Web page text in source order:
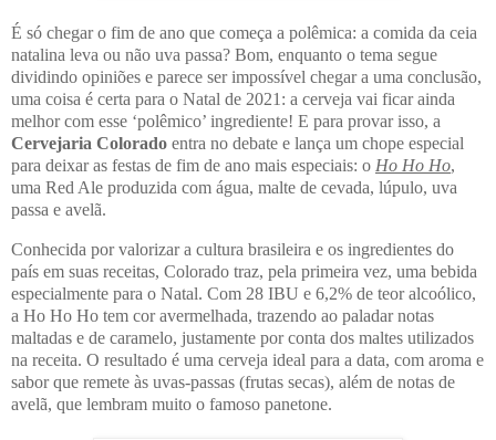
É só chegar o fim de ano que começa a polêmica: a comida da ceia
natalina leva ou não uva passa? Bom, enquanto o tema segue
dividindo opiniões e parece ser impossível chegar a uma conclusão,
uma coisa é certa para o Natal de 2021: a cerveja vai ficar ainda
melhor com esse ‘polêmico’ ingrediente! E para provar isso, a
Cervejaria Colorado entra no debate e lança um chope especial
para deixar as festas de fim de ano mais especiais: o Ho Ho Ho,
uma Red Ale produzida com água, malte de cevada, lúpulo, uva
passa e avelã.
Conhecida por valorizar a cultura brasileira e os ingredientes do
país em suas receitas, Colorado traz, pela primeira vez, uma bebida
especialmente para o Natal. Com 28 IBU e 6,2% de teor alcoólico,
a Ho Ho Ho tem cor avermelhada, trazendo ao paladar notas
maltadas e de caramelo, justamente por conta dos maltes utilizados
na receita. O resultado é uma cerveja ideal para a data, com aroma e
sabor que remete às uvas-passas (frutas secas), além de notas de
avelã, que lembram muito o famoso panetone.